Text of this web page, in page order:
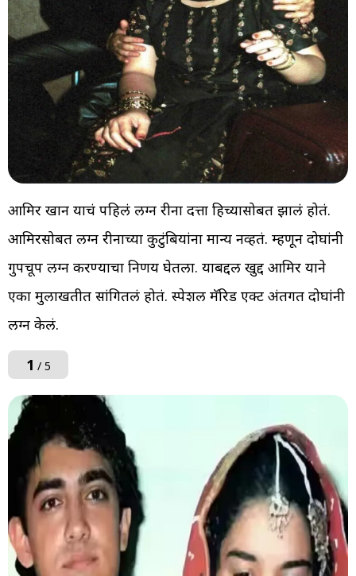
आमिर खान याचं पहिलं लग्न रीना दत्ता हिच्यासोबत झालं होतं.
आमिरसोबत लग्न रीनाच्या कुटुंबियांना मान्य नव्हतं. म्हणून दोघांनी
गुपचूप लग्न करण्याचा निर्णय घेतला. याबद्दल खुद्द आमिर याने
एका मुलाखतीत सांगितलं होतं. स्पेशल मॅरिड एक्ट अंतर्गत दोघांनी
लग्न केलं.
1 / 5